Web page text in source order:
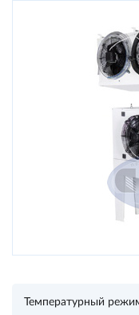
Температурный